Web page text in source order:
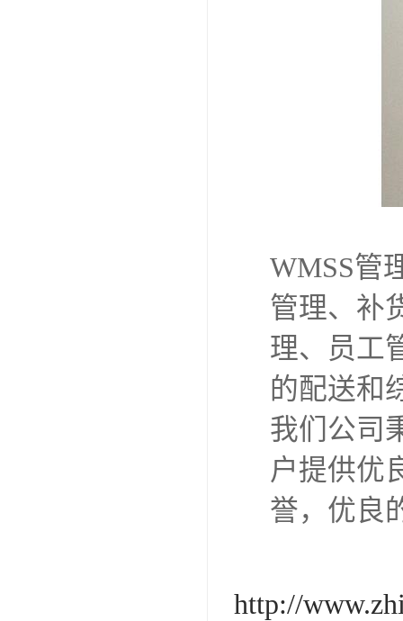
WMSS管
管理、补
理、员工
的配送和
我们公司
户提供优
誉，优良
http://